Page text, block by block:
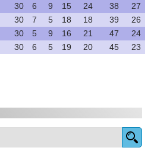
30 6 9 15 24 38
27
30 7 5 18 18 39
26
30 5 9 16 21 47
24
30 6 5 19 20 45 23